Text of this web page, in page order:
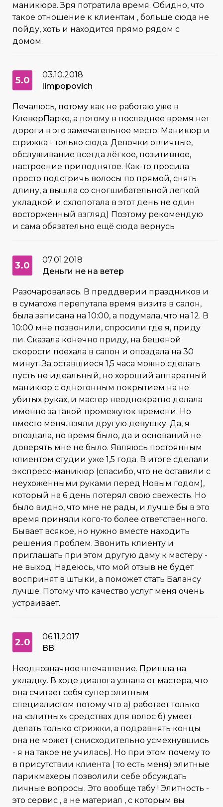
маникюра. Зря потратила время. Обидно, что
такое отношение к клиентам , больше сюда не
пойду, хоть и находится прямо рядом с
домом.
5.0
03.10.2018
limpopovich
Печалюсь, потому как не работаю уже в
КлеверПарке, а потому в последнее время нет
дороги в это замечательное место. Маникюр и
стрижка - только сюда. Девочки отличные,
обслуживание всегда лёгкое, позитивное,
настроение приподнятое. Как-то просила
просто подстричь волосы по прямой, снять
длину, а вышла со сногшибательной легкой
укладкой и схлопотала в этот день не один
восторженный взгляд) Поэтому рекомендую
и сама обязательно ещё сюда вернусь
3.0
07.01.2018
Деньги не на ветер
Разочаровалась. В преддверии праздников и
в суматохе перепутала время визита в салон,
была записана на 10:00, а подумала, что на 12. В
10:00 мне позвонили, спросили где я, приду
ли. Сказала конечно приду, на бешеной
скорости поехала в салон и опоздала на 30
минут. За оставшиеся 1,5 часа можно сделать
пусть не идеальный, но хороший аппаратный
маникюр с однотонным покрытием на не
убитых руках, и мастер неоднократно делала
именно за такой промежуток времени. Но
вместо меня..взяли другую девушку. Да, я
опоздала, но время было, да и оснований не
доверять мне не было. Являюсь постоянным
клиентом студии уже 1,5 года. В итоге сделали
экспресс-маникюр (спасибо, что не оставили с
неухоженными руками перед Новым годом),
который на 6 день потерял свою свежесть. Но
было видно, что мне не рады, и лучше бы в это
время приняли кого-то более ответственного.
Бывает всякое, но нужно вместе находить
решения проблем. Звонить клиенту и
приглашать при этом другую даму к мастеру -
не выход. Надеюсь, что мой отзыв не будет
воспринят в штыки, а поможет стать Балансу
лучше. Потому что качество услуг меня очень
устраивает.
2.0
06.11.2017
ВВ
Неоднозначное впечатление. Пришла на
укладку. В ходе диалога узнала от мастера, что
она считает себя супер элитным
специалистом потому что а) работает только
на «элитных» средствах для волос б) умеет
делать только стрижки, а подравнять концы
она не может ( снисходительно усмехнувшись
- я на такое не училась). Но при этом почему то
в присутствии клиента ( то есть меня) элитные
парикмахеры позволили себе обсуждать
личные вопросы. Это вообще табу ! Элитность -
это сервис , а не материал , с которым вы